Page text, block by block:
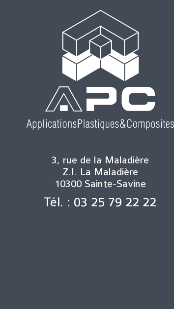
3, rue de la Maladière
Z.I. La Maladière
10300 Sainte-Savine
Tél. : 03 25 79 22 22